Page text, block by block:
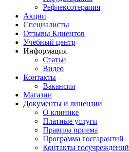
Рефлексотерапия
Акции
Специалисты
Отзывы Клиентов
Учебный центр
Информация
Статьи
Видео
Контакты
Вакансии
Магазин
Документы и лицензии
О клинике
Платные услуги
Правила приема
Программа госгарантий
Контакты госучреждений